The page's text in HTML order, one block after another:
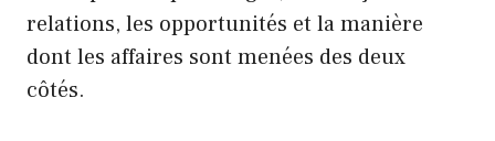
relations, les opportunités et la manière
dont les affaires sont menées des deux
côtés.